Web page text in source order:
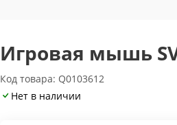
Игровая мышь
Код товара: Q0103612
Нет в наличии